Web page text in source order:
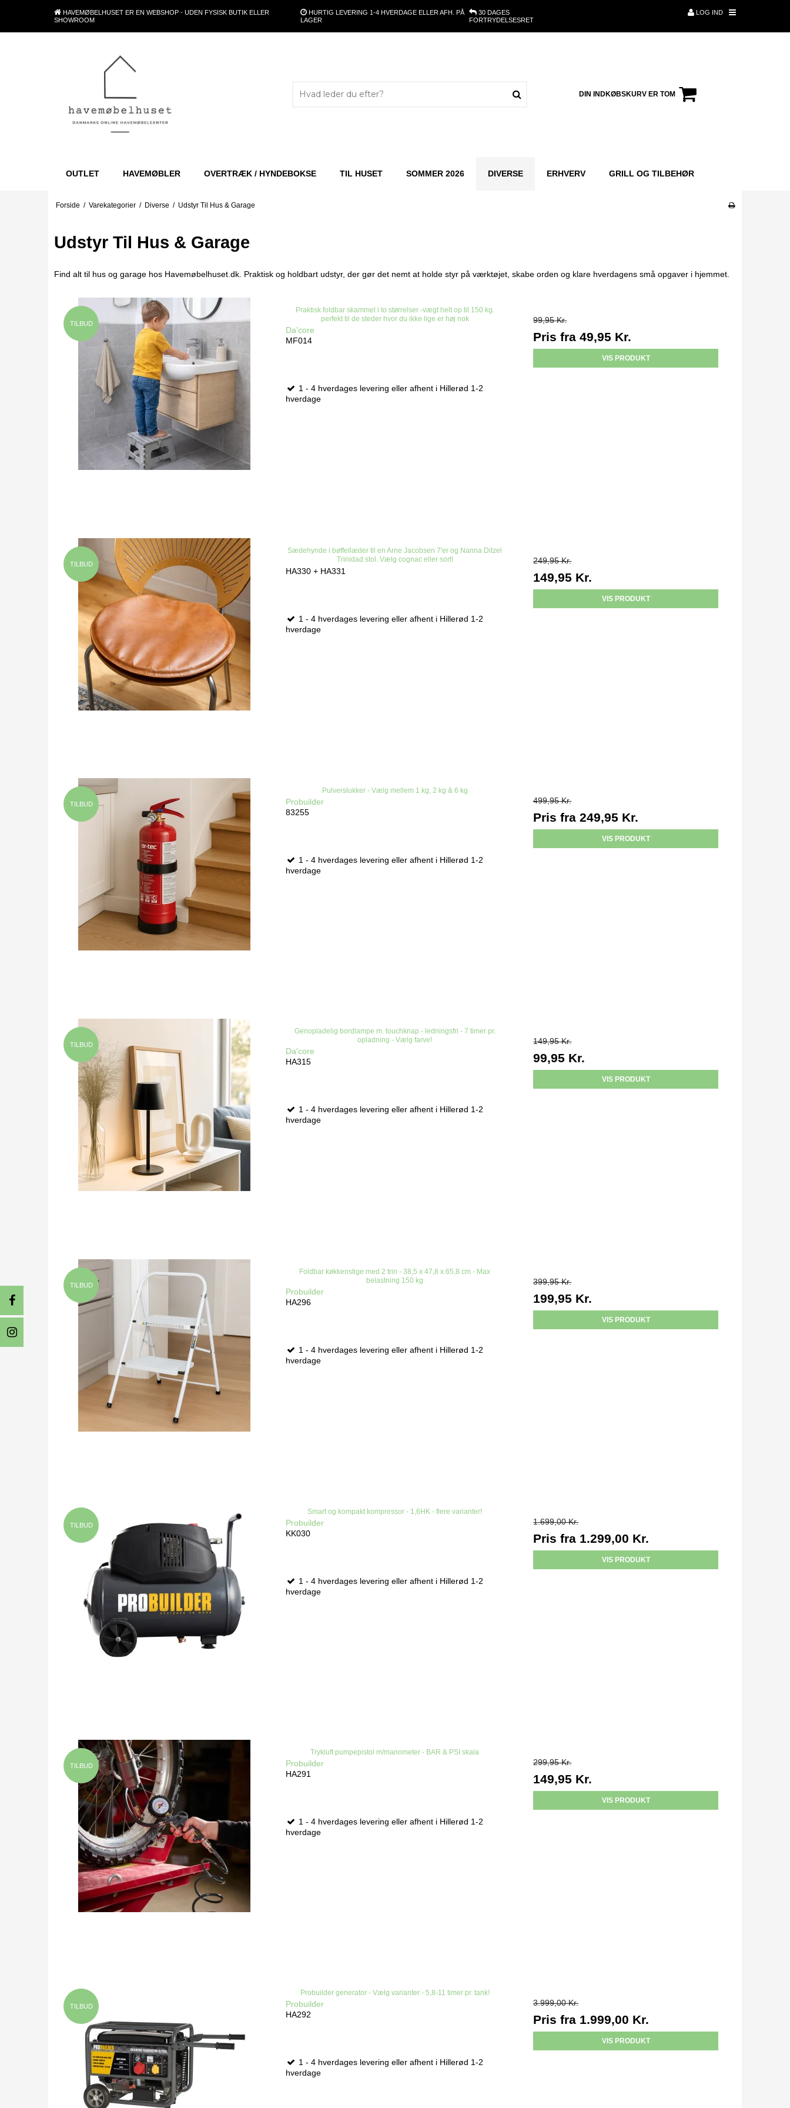
HAVEMØBELHUSET ER EN WEBSHOP - UDEN FYSISK BUTIK ELLER
SHOWROOM
HURTIG LEVERING 1-4 HVERDAGE ELLER AFH. PÅ
LAGER
30 DAGES
FORTRYDELSESRET
LOG IND
DIN INDKØBSKURV ER TOM
OUTLET HAVEMØBLER OVERTRÆK / HYNDEBOKSE TIL HUSET SOMMER 2026 DIVERSE ERHVERV GRILL OG TILBEHØR
Forside / Varekategorier / Diverse / Udstyr Til Hus & Garage
Udstyr Til Hus & Garage
Find alt til hus og garage hos Havemøbelhuset.dk. Praktisk og holdbart udstyr, der gør det nemt at holde styr på værktøjet, skabe orden og klare hverdagens små opgaver i hjemmet.
TILBUD
Praktisk foldbar skammel i to størrelser -vægt helt op til 150 kg.
perfekt til de steder hvor du ikke lige er høj nok
Da'core
MF014
1 - 4 hverdages levering eller afhent i Hillerød 1-2
hverdage
99,95 Kr.
Pris fra49,95 Kr.
VIS PRODUKT
TILBUD
Sædehynde i bøffellæder til en Arne Jacobsen 7'er og Nanna Ditzel
Trinidad stol. Vælg cognac eller sort!
HA330 + HA331
1 - 4 hverdages levering eller afhent i Hillerød 1-2
hverdage
249,95 Kr.
149,95 Kr.
VIS PRODUKT
TILBUD
Pulverslukker - Vælg mellem 1 kg, 2 kg & 6 kg
Probuilder
83255
1 - 4 hverdages levering eller afhent i Hillerød 1-2
hverdage
499,95 Kr.
Pris fra249,95 Kr.
VIS PRODUKT
TILBUD
Genopladelig bordlampe m. touchknap - ledningsfri - 7 timer pr.
opladning - Vælg farve!
Da'core
HA315
1 - 4 hverdages levering eller afhent i Hillerød 1-2
hverdage
149,95 Kr.
99,95 Kr.
VIS PRODUKT
TILBUD
Foldbar køkkenstige med 2 trin - 38,5 x 47,8 x 65,8 cm - Max
belastning 150 kg
Probuilder
HA296
1 - 4 hverdages levering eller afhent i Hillerød 1-2
hverdage
399,95 Kr.
199,95 Kr.
VIS PRODUKT
TILBUD
Smart og kompakt kompressor - 1,6HK - flere varianter!
Probuilder
KK030
1 - 4 hverdages levering eller afhent i Hillerød 1-2
hverdage
1.699,00 Kr.
Pris fra 1.299,00 Kr.
VIS PRODUKT
TILBUD
Trykluft pumpepistol m/manometer - BAR & PSI skala
Probuilder
HA291
1 - 4 hverdages levering eller afhent i Hillerød 1-2
hverdage
299,95 Kr.
149,95 Kr.
VIS PRODUKT
TILBUD
Probuilder generator - Vælg varianter - 5,8-11 timer pr. tank!
Probuilder
HA292
1 - 4 hverdages levering eller afhent i Hillerød 1-2
hverdage
3.999,00 Kr.
Pris fra 1.999,00 Kr.
VIS PRODUKT